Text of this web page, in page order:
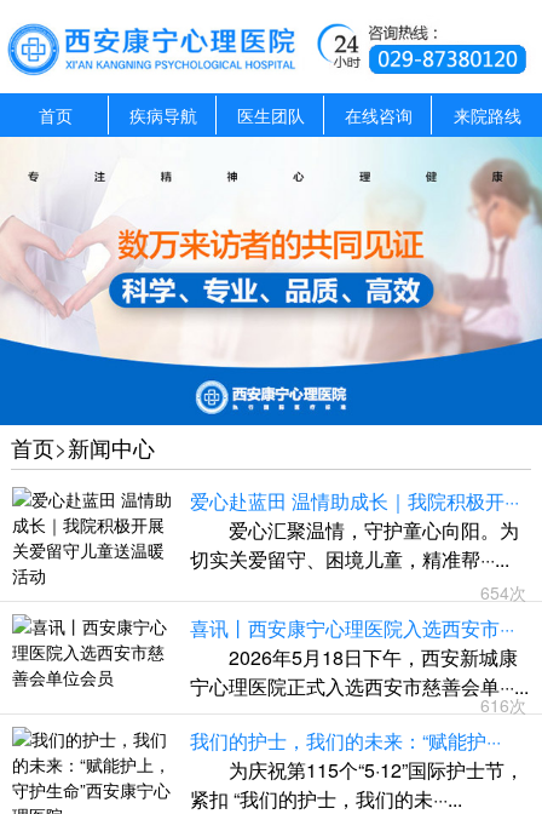
首页 疾病导航 医生团队 在线咨询 来院路线
首页>新闻中心
爱心赴蓝田 温情助成长｜我院积极开···
爱心汇聚温情，守护童心向阳。为
切实关爱留守、困境儿童，精准帮···...
654次
喜讯丨西安康宁心理医院入选西安市···
2026年5月18日下午，西安新城康
宁心理医院正式入选西安市慈善会单···...
616次
我们的护士，我们的未来：“赋能护···
为庆祝第115个“5·12”国际护士节，
紧扣 “我们的护士，我们的未···...